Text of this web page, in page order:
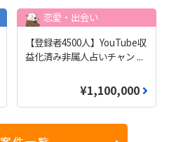
恋愛・出会い
【登録者4500人】YouTube収
益化済み非属人占いチャン ...
¥1,100,000